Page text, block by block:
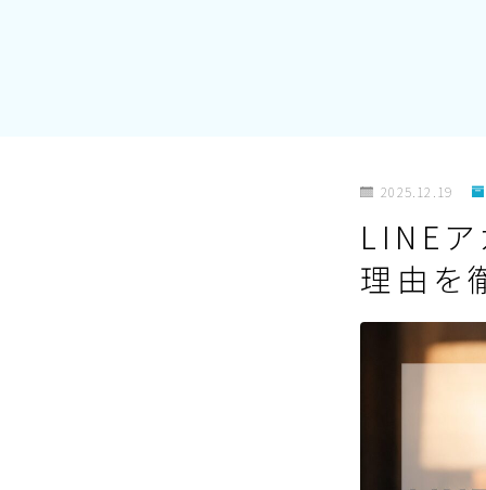
2025.12.19
LINEア
理由を